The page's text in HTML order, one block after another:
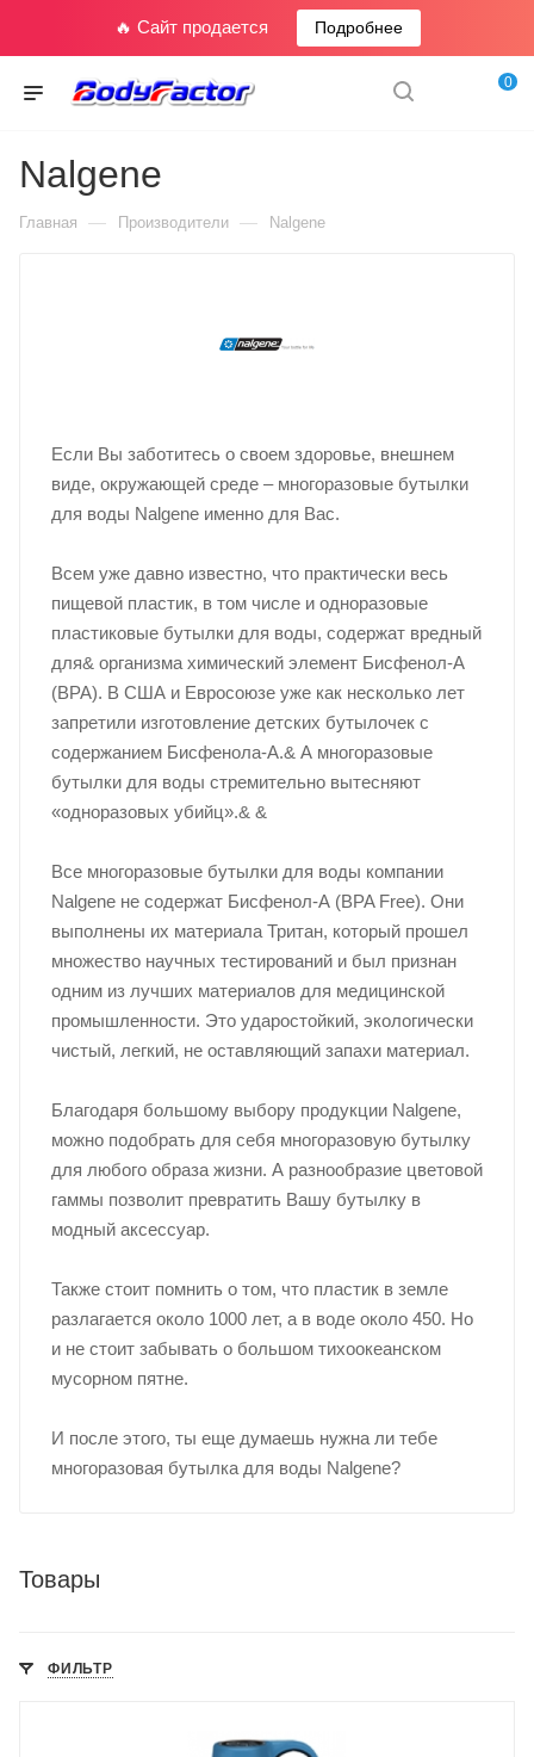
🔥 Сайт продается Подробнее
0
Nalgene
Главная — Производители — Nalgene
Если Вы заботитесь о своем здоровье, внешнем
виде, окружающей среде – многоразовые бутылки
для воды Nalgene именно для Вас.
Всем уже давно известно, что практически весь
пищевой пластик, в том числе и одноразовые
пластиковые бутылки для воды, содержат вредный
для& организма химический элемент Бисфенол-А
(BPA). В США и Евросоюзе уже как несколько лет
запретили изготовление детских бутылочек с
содержанием Бисфенола-А.& А многоразовые
бутылки для воды стремительно вытесняют
«одноразовых убийц».& &
Все многоразовые бутылки для воды компании
Nalgene не содержат Бисфенол-А (BPA Free). Они
выполнены их материала Тритан, который прошел
множество научных тестирований и был признан
одним из лучших материалов для медицинской
промышленности. Это ударостойкий, экологически
чистый, легкий, не оставляющий запахи материал.
Благодаря большому выбору продукции Nalgene,
можно подобрать для себя многоразовую бутылку
для любого образа жизни. А разнообразие цветовой
гаммы позволит превратить Вашу бутылку в
модный аксессуар.
Также стоит помнить о том, что пластик в земле
разлагается около 1000 лет, а в воде около 450. Но
и не стоит забывать о большом тихоокеанском
мусорном пятне.
И после этого, ты еще думаешь нужна ли тебе
многоразовая бутылка для воды Nalgene?
Товары
ФИЛЬТР